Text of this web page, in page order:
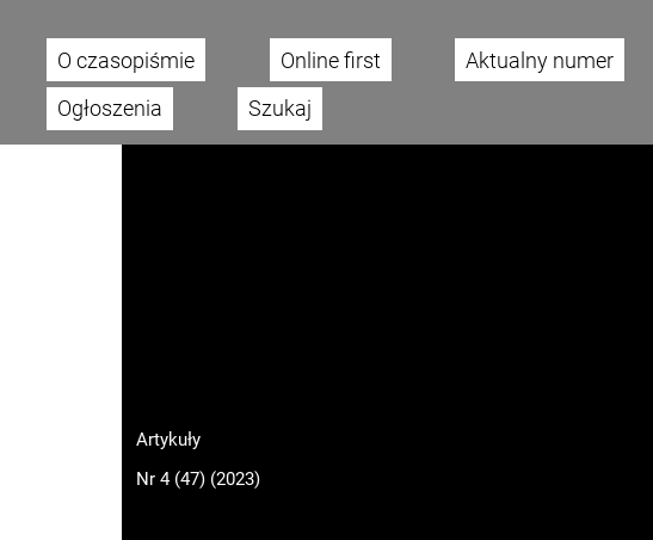
Main menu
O czasopiśmie Online first Aktualny numer
Ogłoszenia
Szukaj
Artykuły
Nr 4 (47) (2023)